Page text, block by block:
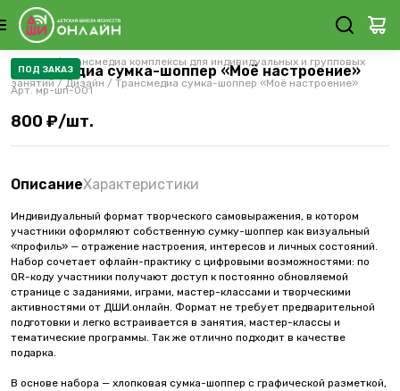
Каталог/Трансмедиа комплексы для индивидуальных и групповых
занятий/Дизайн / Трансмедиа сумка-шоппер «Моё настроение»
ПОД ЗАКАЗ
Трансмедиа сумка-шоппер «Моё настроение»
Арт.мр-шп-001
800 ₽/шт.
ОписаниеХарактеристики
Индивидуальный формат творческого самовыражения, в котором
участники оформляют собственную сумку-шоппер как визуальный
«профиль» — отражение настроения, интересов и личных состояний.
Набор сочетает офлайн-практику с цифровыми возможностями: по
QR-коду участники получают доступ к постоянно обновляемой
странице с заданиями, играми, мастер-классами и творческими
активностями от ДШИ.онлайн. Формат не требует предварительной
подготовки и легко встраивается в занятия, мастер-классы и
тематические программы. Так же отлично подходит в качестве
подарка.
В основе набора — хлопковая сумка-шоппер с графической разметкой,